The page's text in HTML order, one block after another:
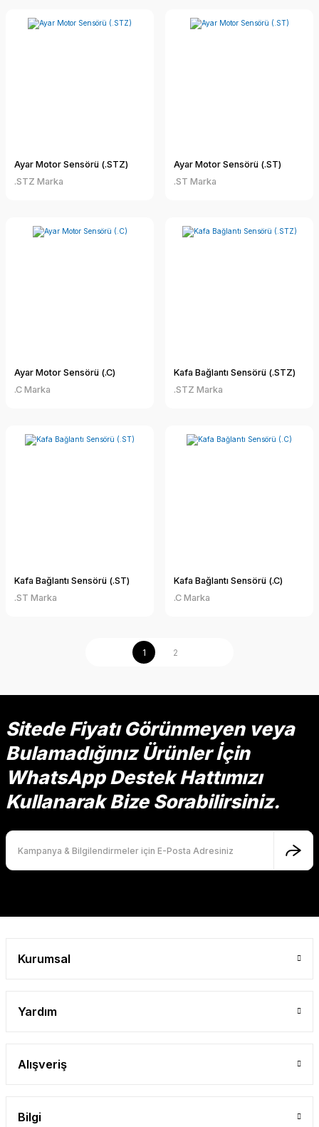
Ayar Motor Sensörü (.STZ)
.STZ Marka
Ayar Motor Sensörü (.ST)
.ST Marka
Ayar Motor Sensörü (.C)
.C Marka
Kafa Bağlantı Sensörü (.STZ)
.STZ Marka
Kafa Bağlantı Sensörü (.ST)
.ST Marka
Kafa Bağlantı Sensörü (.C)
.C Marka
1 2
Sitede Fiyatı Görünmeyen veya
Bulamadığınız Ürünler İçin
WhatsApp Destek Hattımızı
Kullanarak Bize Sorabilirsiniz.
Kurumsal
Yardım
Alışveriş
Bilgi